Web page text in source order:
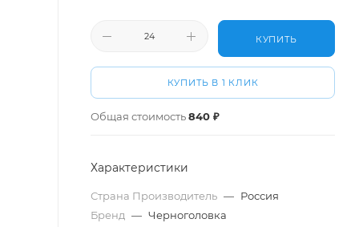
КУПИТЬ
КУПИТЬ В 1 КЛИК
Общая стоимость840 ₽
Характеристики
Страна Производитель — Россия
Бренд — Черноголовка